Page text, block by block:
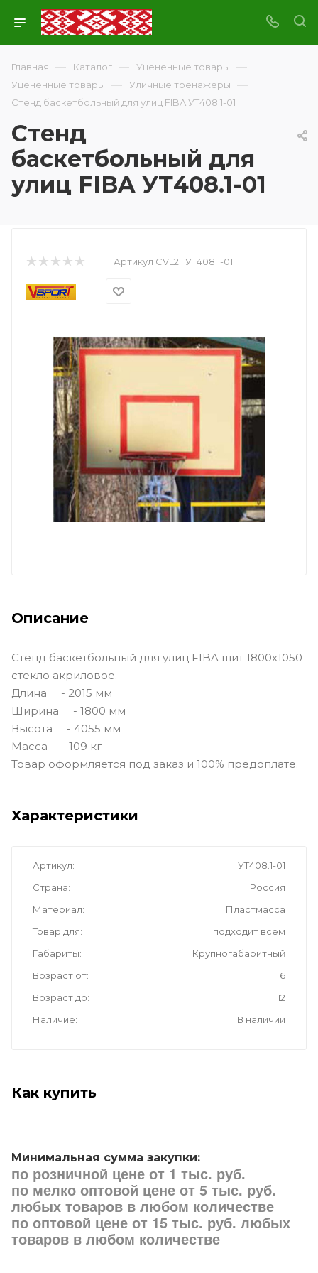
Главная — Каталог — Уцененные товары —
Уцененные товары — Уличные тренажёры —
Стенд баскетбольный для улиц FIBA УТ408.1-01
Стенд
баскетбольный для
улиц FIBA УТ408.1-01
Артикул CVL2:: УТ408.1-01
Описание
Стенд баскетбольный для улиц FIBA щит 1800х1050
стекло акриловое.
Длина - 2015 мм
Ширина - 1800 мм
Высота - 4055 мм
Масса - 109 кг
Товар оформляется под заказ и 100% предоплате.
Характеристики
Артикул
УТ408.1-01
Страна
Россия
Материал
Пластмасса
Товар для
подходит всем
Габариты
Крупногабаритный
Возраст от
6
Возраст до
12
Наличие
В наличии
Как купить
Минимальная сумма закупки:
по розничной цене от 1 тыс. руб.
по мелко оптовой цене от 5 тыс. руб.
любых товаров в любом количестве
по оптовой цене от 15 тыс. руб. любых
товаров в любом количестве